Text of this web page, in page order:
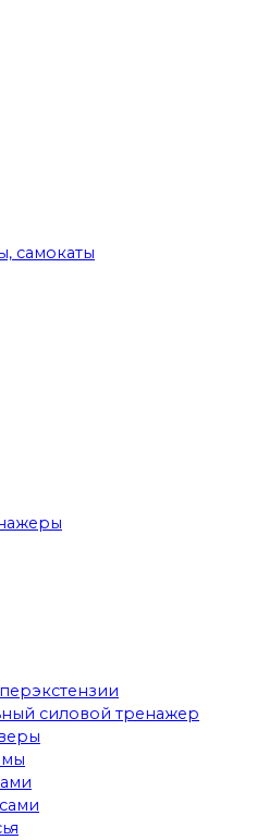
самокаты
силовой тренажер